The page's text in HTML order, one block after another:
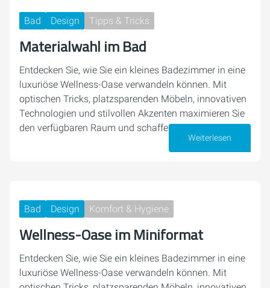
Bad Design Tipps & Tricks
Materialwahl im Bad
Entdecken Sie, wie Sie ein kleines Badezimmer in eine
luxuriöse Wellness-Oase verwandeln können. Mit
optischen Tricks, platzsparenden Möbeln, innovativen
Technologien und stilvollen Akzenten maximieren Sie
den verfügbaren Raum und schaffen eine…
Weiterlesen
Bad Design Komfort & Hygiene
Wellness-Oase im Miniformat
Entdecken Sie, wie Sie ein kleines Badezimmer in eine
luxuriöse Wellness-Oase verwandeln können. Mit